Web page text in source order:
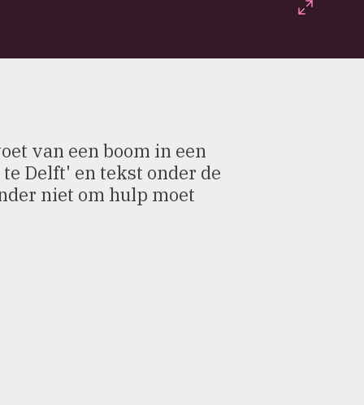
van een boom in een
Delft' en tekst onder de
niet om hulp moet